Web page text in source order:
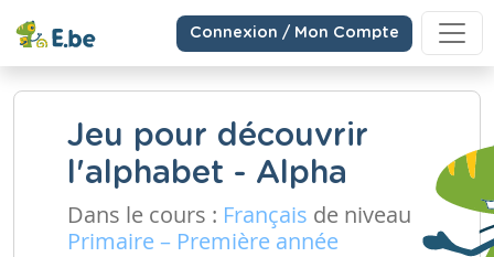
Connexion / Mon Compte
Jeu pour découvrir
l'alphabet - Alpha
Dans le cours : Français de niveau
Primaire – Première année